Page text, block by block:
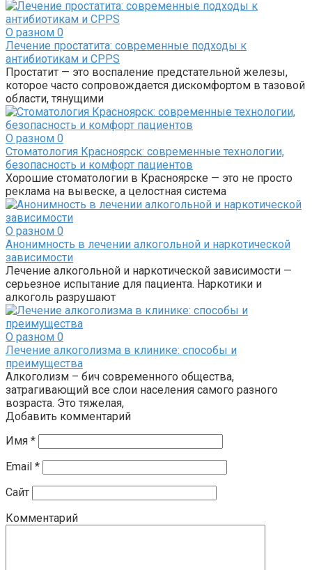
О разном 0
Лечение простатита: современные подходы к
антибиотикам и CPPS
Простатит — это воспаление предстательной железы,
которое часто сопровождается дискомфортом в тазовой
области, тянущими
О разном 0
Стоматология Красноярск: современные технологии,
безопасность и комфорт пациентов
Хорошие стоматологии в Красноярске — это не просто
реклама на вывеске, а целостная система
О разном 0
Анонимность в лечении алкогольной и наркотической
зависимости
Лечение алкогольной и наркотической зависимости —
серьезное испытание для пациента. Наркотики и
алкоголь разрушают
О разном 0
Лечение алкоголизма в клинике: способы и
преимущества
Алкоголизм – бич современного общества,
затрагивающий все слои населения самого разного
возраста. Это тяжелая,
Добавить комментарий
Имя *
Email *
Сайт
Комментарий